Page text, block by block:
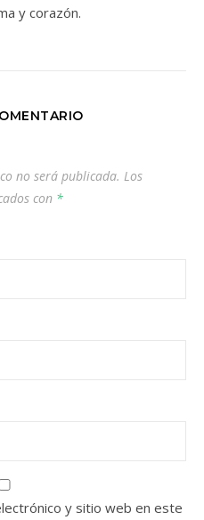
y corazón.
no será publicada. Los
con *
y sitio web en este